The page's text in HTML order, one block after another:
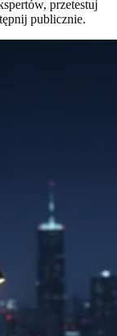
przetestuj
publicznie.